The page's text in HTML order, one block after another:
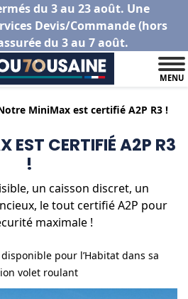
du 3 au 23 août. Une
Devis/Commande (hors
du 3 au 7 août.
MENU
MiniMax est certifié A2P R3 !
EST CERTIFIÉ A2P R3
!
un caisson discret, un
le tout certifié A2P pour
maximale !
pour l’Habitat dans sa
volet roulant